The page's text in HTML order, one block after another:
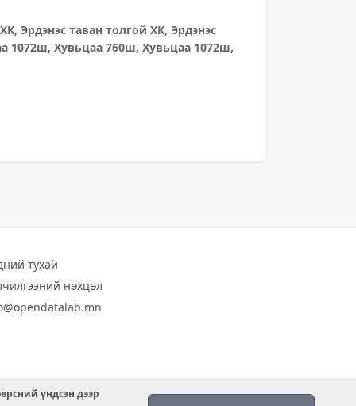
Эрдэнэс таван толгой ХК, Эрдэнэс
1072ш, Хувьцаа 760ш, Хувьцаа 1072ш,
тухай
нөхцөл
үндсэн дээр